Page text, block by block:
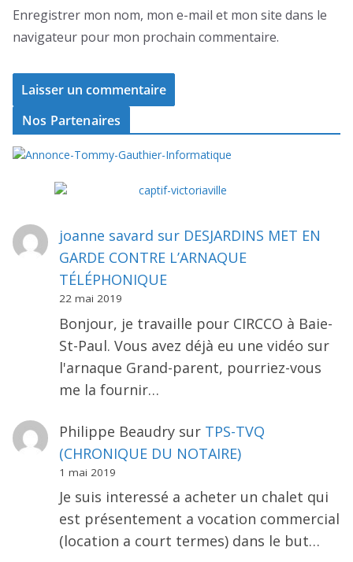
Enregistrer mon nom, mon e-mail et mon site dans le
navigateur pour mon prochain commentaire.
Nos Partenaires
joanne savard sur DESJARDINS MET EN
GARDE CONTRE L’ARNAQUE
TÉLÉPHONIQUE
22 mai 2019
Bonjour, je travaille pour CIRCCO à Baie-
St-Paul. Vous avez déjà eu une vidéo sur
l'arnaque Grand-parent, pourriez-vous
me la fournir…
Philippe Beaudrysur TPS-TVQ
(CHRONIQUE DU NOTAIRE)
1 mai 2019
Je suis interessé a acheter un chalet qui
est présentement a vocation commercial
(location a court termes) dans le but…